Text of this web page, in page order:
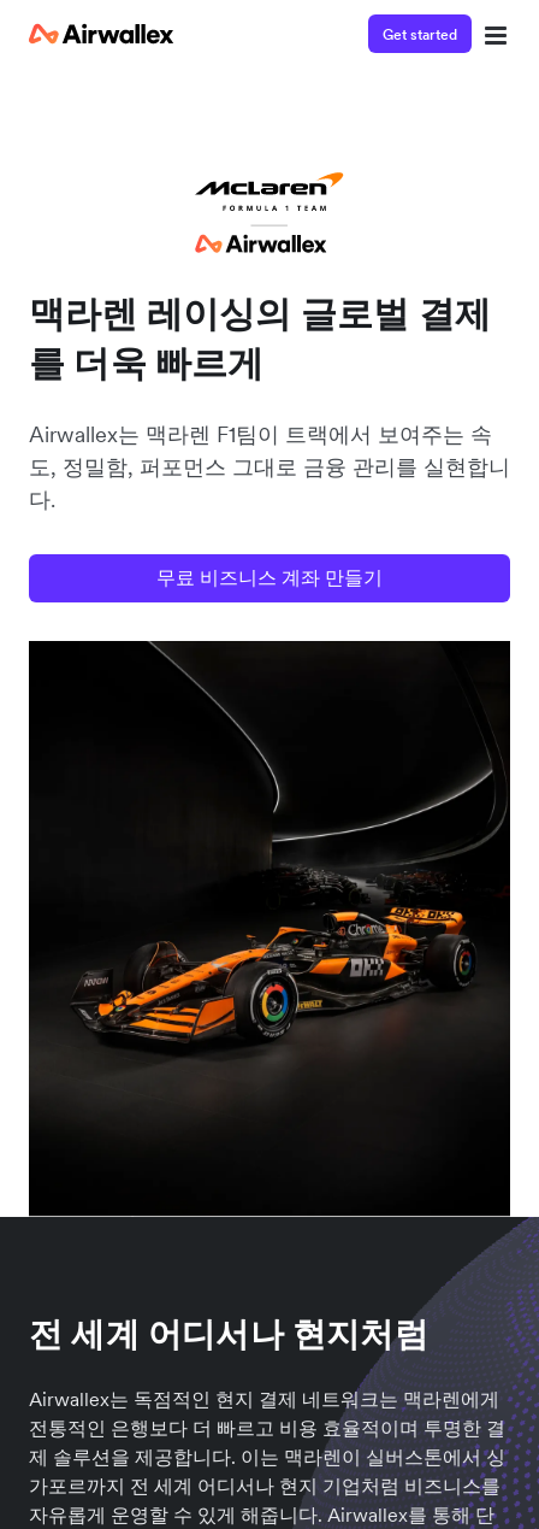
Get started
맥라렌 레이싱의 글로벌 결제
를 더욱 빠르게
Airwallex는 맥라렌 F1팀이 트랙에서 보여주는 속
도, 정밀함, 퍼포먼스 그대로 금융 관리를 실현합니
다.
무료 비즈니스 계좌 만들기
전 세계 어디서나 현지처럼
Airwallex는 독점적인 현지 결제 네트워크는 맥라렌에게
전통적인 은행보다 더 빠르고 비용 효율적이며 투명한 결
제 솔루션을 제공합니다. 이는 맥라렌이 실버스톤에서 싱
가포르까지 전 세계 어디서나 현지 기업처럼 비즈니스를
자유롭게 운영할 수 있게 해줍니다. Airwallex를 통해 단